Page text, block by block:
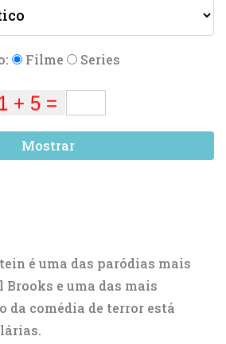
Filme Series
Mostrar
é uma das paródias mais
Brooks e uma das mais
da comédia de terror está